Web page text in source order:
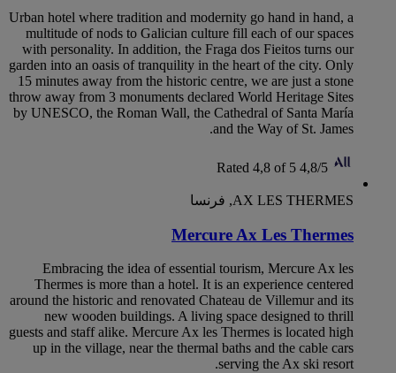
Urban hotel where tradition and modernity go hand in hand, a
multitude of nods to Galician culture fill each of our spaces
with personality. In addition, the Fraga dos Fieitos turns our
garden into an oasis of tranquility in the heart of the city. Only
15 minutes away from the historic centre, we are just a stone
throw away from 3 monuments declared World Heritage Sites
by UNESCO, the Roman Wall, the Cathedral of Santa María
and the Way of St. James.
4,8/5
Rated 4,8 of 5
AX LES THERMES, فرنسا
Mercure Ax Les Thermes
Embracing the idea of essential tourism, Mercure Ax les
Thermes is more than a hotel. It is an experience centered
around the historic and renovated Chateau de Villemur and its
new wooden buildings. A living space designed to thrill
guests and staff alike. Mercure Ax les Thermes is located high
up in the village, near the thermal baths and the cable cars
serving the Ax ski resort.